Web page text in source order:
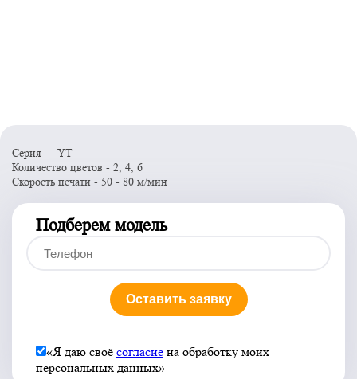
Серия - YT
Количество цветов - 2, 4, 6
Скорость печати - 50 - 80 м/мин
Подберем модель
Оставить заявку
«Я даю своё согласие на обработку моих
персональных данных»